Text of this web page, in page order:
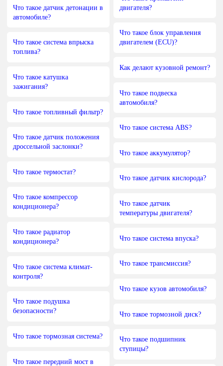
Что такое датчик детонации в
автомобиле?
Что такое система впрыска
топлива?
Что такое катушка
зажигания?
Что такое топливный фильтр?
Что такое датчик положения
дроссельной заслонки?
Что такое термостат?
Что такое компрессор
кондиционера?
Что такое радиатор
кондиционера?
Что такое система климат-
контроля?
Что такое подушка
безопасности?
Что такое тормозная система?
Что такое передний мост в
двигателя?
Что такое блок управления
двигателем (ECU)?
Как делают кузовной ремонт?
Что такое подвеска
автомобиля?
Что такое система ABS?
Что такое аккумулятор?
Что такое датчик кислорода?
Что такое датчик
температуры двигателя?
Что такое система впуска?
Что такое трансмиссия?
Что такое кузов автомобиля?
Что такое тормозной диск?
Что такое подшипник
ступицы?